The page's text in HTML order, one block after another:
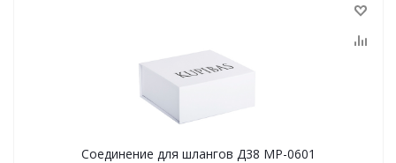
Соединение для шлангов Д38 MP-0601